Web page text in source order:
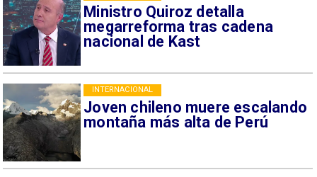
Ministro Quiroz detalla
megarreforma tras cadena
nacional de Kast
Joven chileno muere escalando
montaña más alta de Perú
INTERNACIONAL